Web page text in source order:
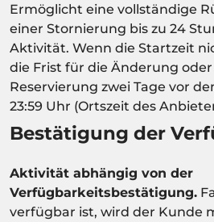
Ermöglicht eine vollständige
einer Stornierung bis zu 24
Aktivität. Wenn die Startzeit
die Frist für die Änderung
Reservierung zwei Tage vor
23:59 Uhr (Ortszeit des
Bestätigung der
Aktivität abhängig von der
Verfügbarkeitsbestätigung.
verfügbar ist, wird der Kunde